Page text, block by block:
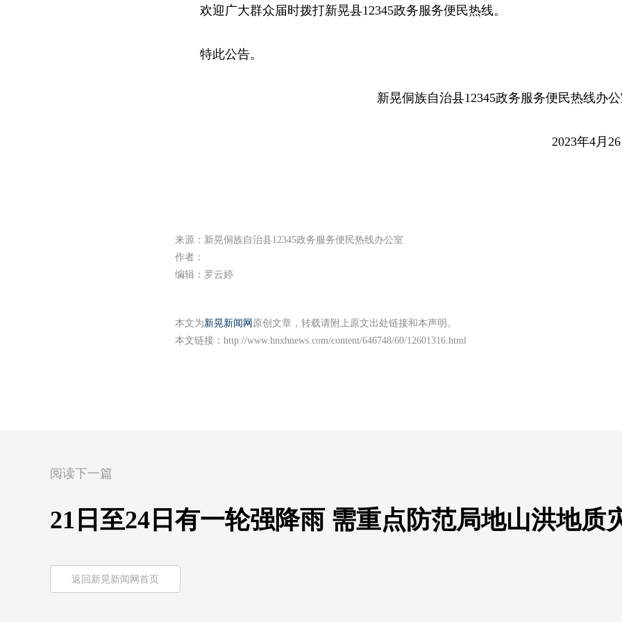
欢迎广大群众届时拨打新晃县12345政务服务便民热线。
特此公告。
新晃侗族自治县12345政务服务便民热线办
2023年4月
来源：新晃侗族自治县12345政务服务便民热线办公室
作者：
编辑：罗云婷
本文为新晃新闻网 原创文章，转载请附上原文出处链接和本声明。
本文链接： http://www.hnxhnews.com/content/646748/60/12601316.html
阅读下一篇
21日至24日有一轮强降雨 需重点防范局地山洪地质
返回新晃新闻网首页